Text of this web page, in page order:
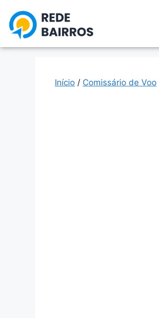
Início / Comissário de Voo